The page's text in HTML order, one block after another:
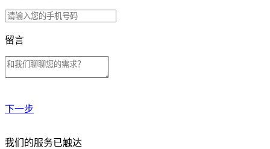
留言
下一步
贵公司预算范围是？
我们的服务已触达